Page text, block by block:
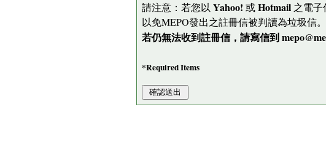
請注意：若您以 Yahoo! 或Hotmail 之電
以免MEPO發出之註冊信被判讀為垃圾信。
若仍無法收到註冊信，請寫信到
*Required Items